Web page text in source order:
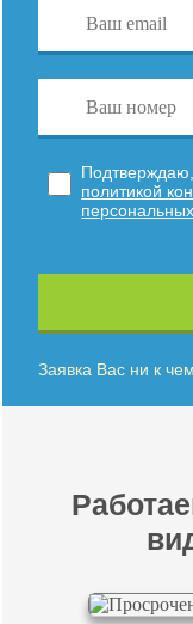
политикой
Заявка Вас ни к